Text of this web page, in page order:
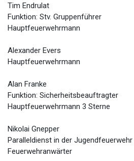
Tim Endrulat
Funktion: Stv. Gruppenführer
Hauptfeuerwehrmann
Alexander Evers
Hauptfeuerwehrmann
Alan Franke
Funktion: Sicherheitsbeauftragter
Hauptfeuerwehrmann 3 Sterne
Nikolai Gnepper
Paralleldienst in der Jugendfeuerwehr
Feuerwehranwärter